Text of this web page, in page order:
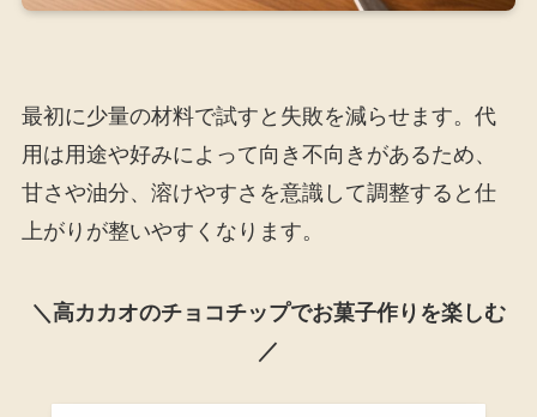
最初に少量の材料で試すと失敗を減らせます。代
用は用途や好みによって向き不向きがあるため、
甘さや油分、溶けやすさを意識して調整すると仕
上がりが整いやすくなります。
＼高カカオのチョコチップでお菓子作りを楽しむ
／